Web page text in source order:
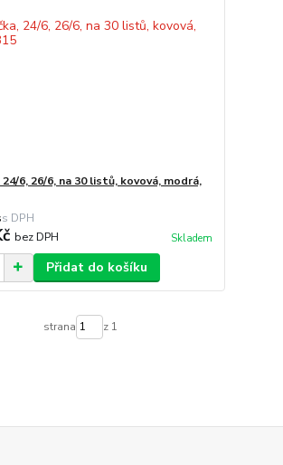
24/6, 26/6, na 30 listů, kovová, modrá,
bez DPH Skladem
Přidat do košíku
strana z 1